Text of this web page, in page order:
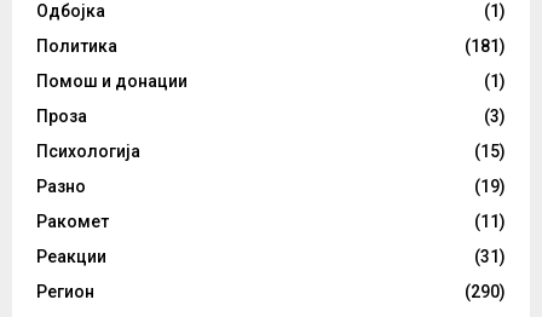
Одбојка
(1)
Политика
(181)
Помош и донации
(1)
Проза
(3)
Психологија
(15)
Разно
(19)
Ракомет
(11)
Реакции
(31)
Регион
(290)